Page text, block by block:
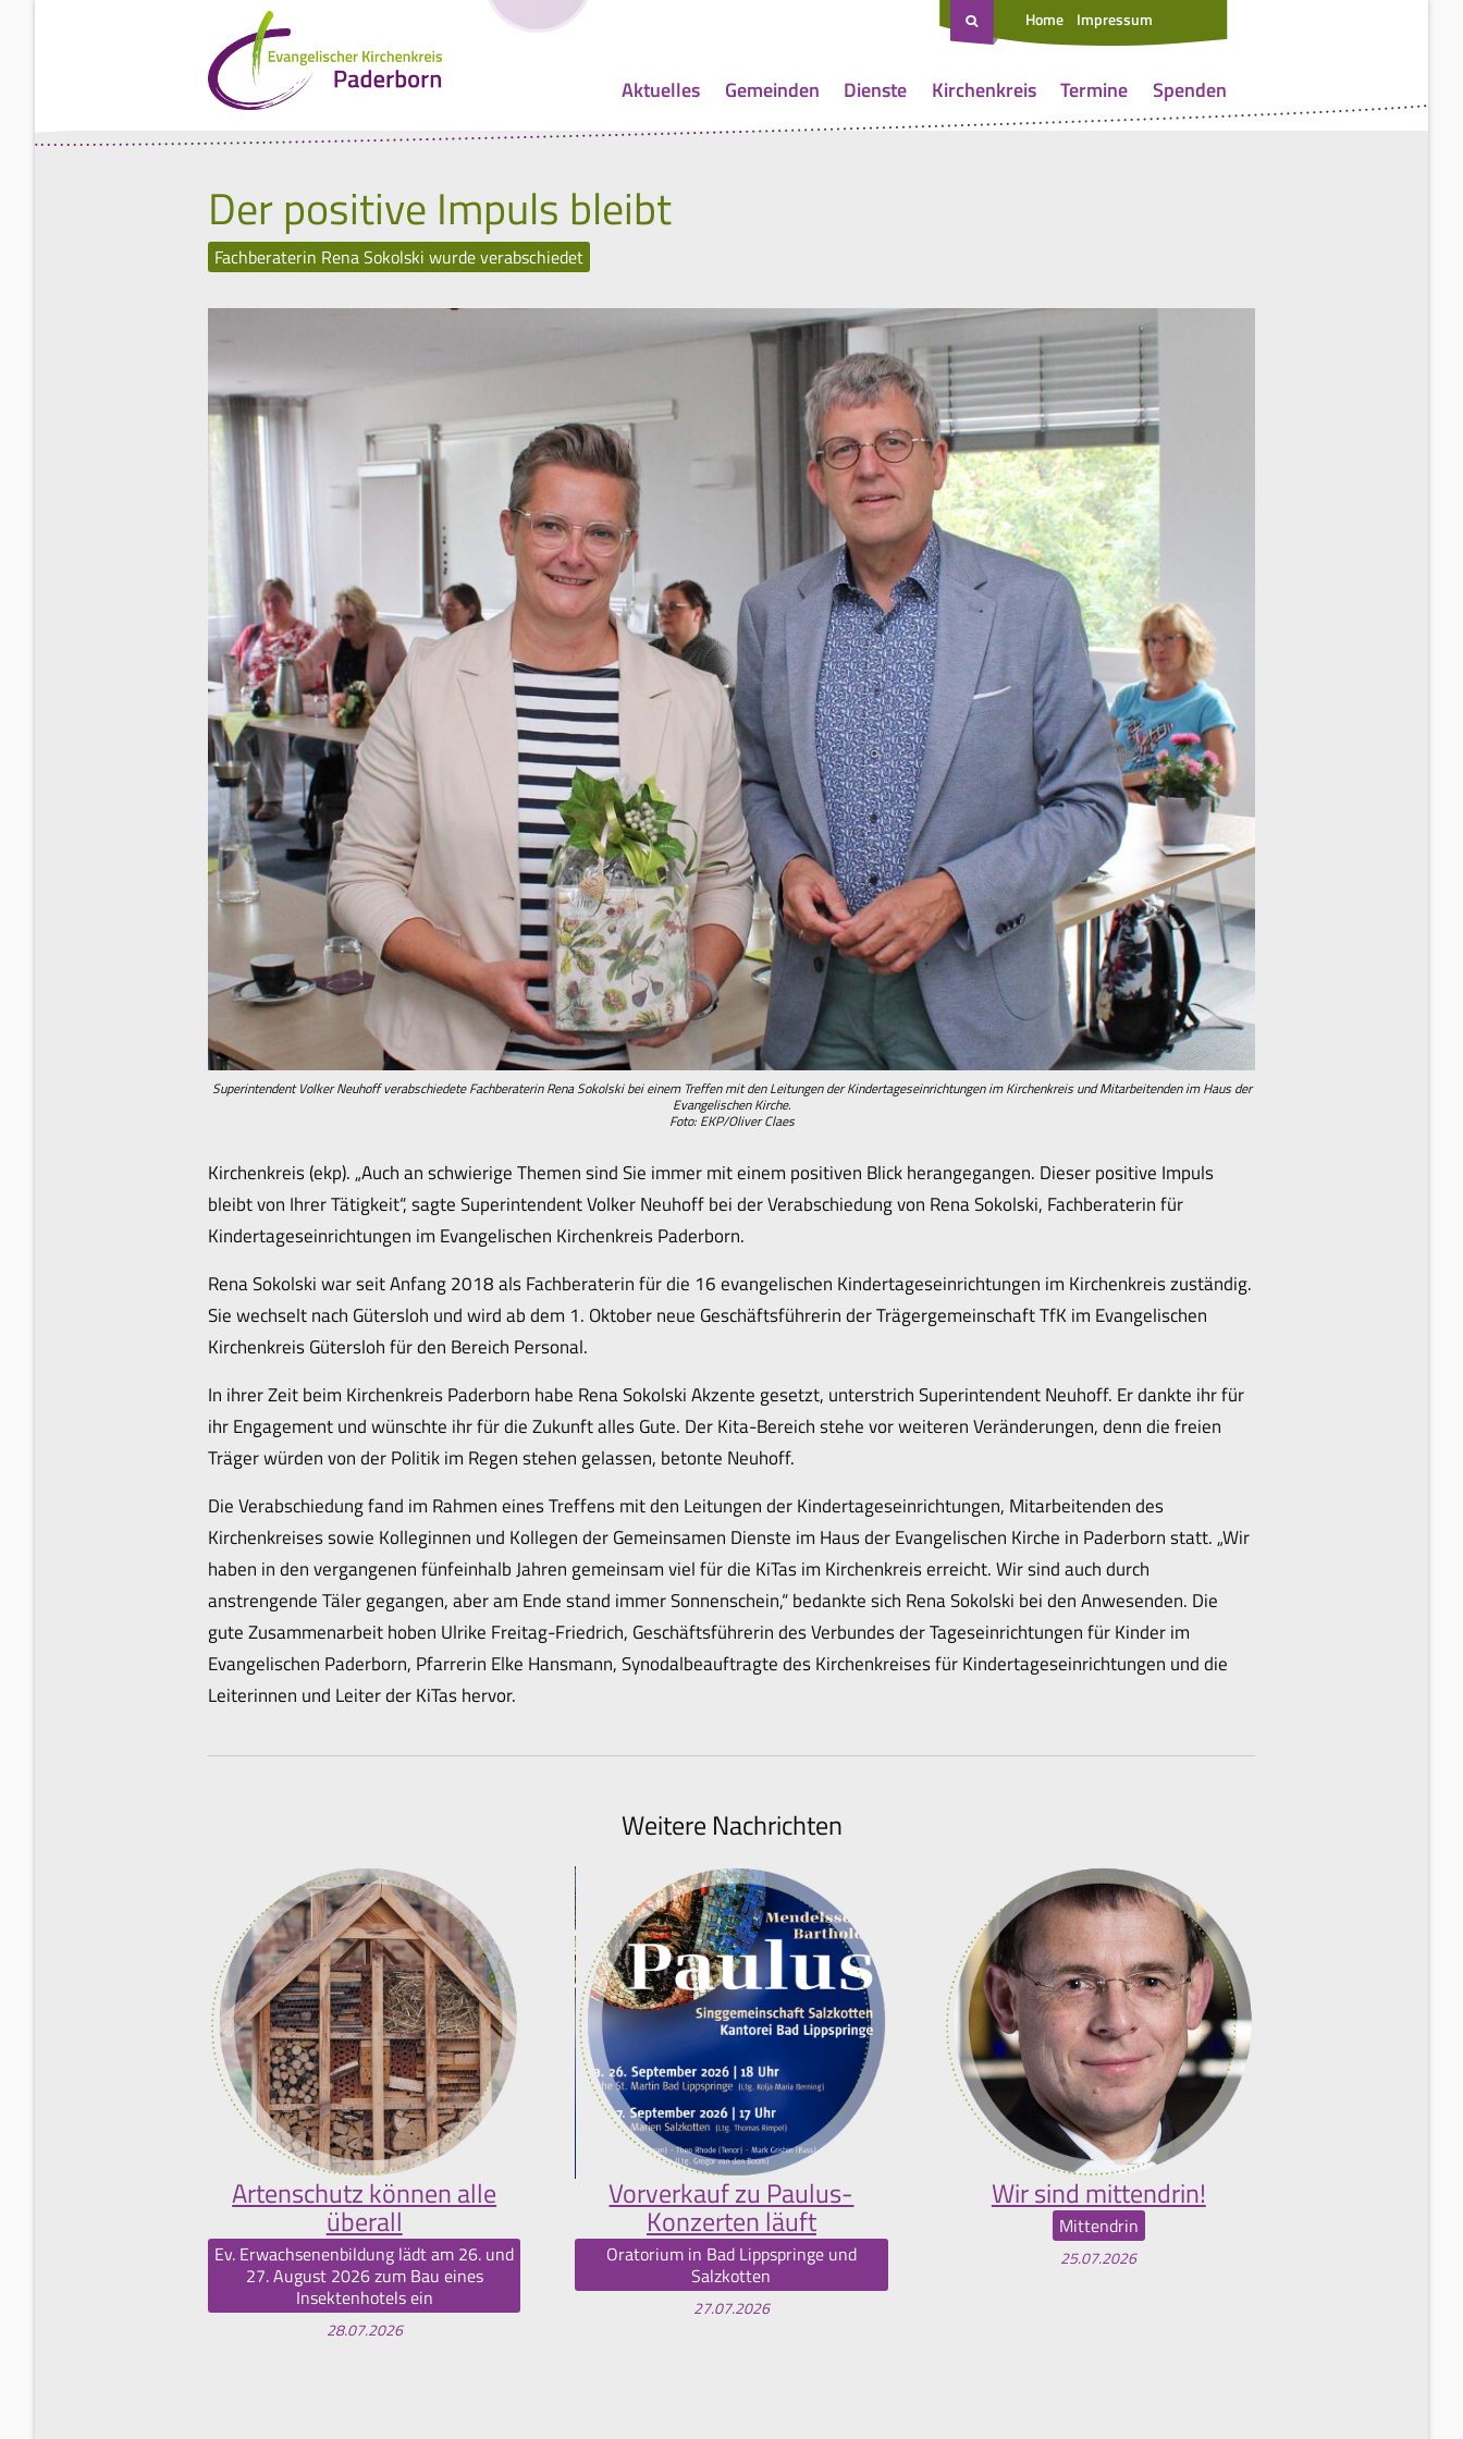
Home Impressum
Aktuelles Gemeinden Dienste Kirchenkreis Termine Spenden
Der positive Impuls bleibt
Fachberaterin Rena Sokolski wurde verabschiedet
Superintendent Volker Neuhoff verabschiedete Fachberaterin Rena Sokolski bei einem Treffen mit den Leitungen der Kindertageseinrichtungen im Kirchenkreis und Mitarbeitenden im Haus der
Evangelischen Kirche.
Foto: EKP/Oliver Claes
Kirchenkreis (ekp). „Auch an schwierige Themen sind Sie immer mit einem positiven Blick herangegangen. Dieser positive Impuls
bleibt von Ihrer Tätigkeit“, sagte Superintendent Volker Neuhoff bei der Verabschiedung von Rena Sokolski, Fachberaterin für
Kindertageseinrichtungen im Evangelischen Kirchenkreis Paderborn.
Rena Sokolski war seit Anfang 2018 als Fachberaterin für die 16 evangelischen Kindertageseinrichtungen im Kirchenkreis zuständig.
Sie wechselt nach Gütersloh und wird ab dem 1. Oktober neue Geschäftsführerin der Trägergemeinschaft TfK im Evangelischen
Kirchenkreis Gütersloh für den Bereich Personal.
In ihrer Zeit beim Kirchenkreis Paderborn habe Rena Sokolski Akzente gesetzt, unterstrich Superintendent Neuhoff. Er dankte ihr für
ihr Engagement und wünschte ihr für die Zukunft alles Gute. Der Kita-Bereich stehe vor weiteren Veränderungen, denn die freien
Träger würden von der Politik im Regen stehen gelassen, betonte Neuhoff.
Die Verabschiedung fand im Rahmen eines Treffens mit den Leitungen der Kindertageseinrichtungen, Mitarbeitenden des
Kirchenkreises sowie Kolleginnen und Kollegen der Gemeinsamen Dienste im Haus der Evangelischen Kirche in Paderborn statt. „Wir
haben in den vergangenen fünfeinhalb Jahren gemeinsam viel für die KiTas im Kirchenkreis erreicht. Wir sind auch durch
anstrengende Täler gegangen, aber am Ende stand immer Sonnenschein,“ bedankte sich Rena Sokolski bei den Anwesenden. Die
gute Zusammenarbeit hoben Ulrike Freitag-Friedrich, Geschäftsführerin des Verbundes der Tageseinrichtungen für Kinder im
Evangelischen Paderborn, Pfarrerin Elke Hansmann, Synodalbeauftragte des Kirchenkreises für Kindertageseinrichtungen und die
Leiterinnen und Leiter der KiTas hervor.
Weitere Nachrichten
Artenschutz können alle
überall
Ev. Erwachsenenbildung lädt am 26. und
27. August 2026 zum Bau eines
Insektenhotels ein
28.07.2026
Vorverkauf zu Paulus-
Konzerten läuft
Oratorium in Bad Lippspringe und
Salzkotten
27.07.2026
Wir sind mittendrin!
Mittendrin
25.07.2026